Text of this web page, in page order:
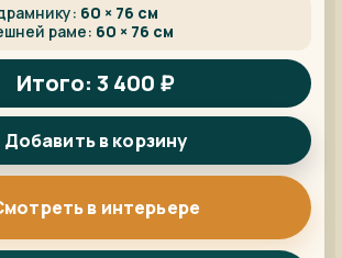
60 × 76 см
раме: 60 × 76 см
Итого: 3 400 ₽
Добавить в корзину
в интерьере